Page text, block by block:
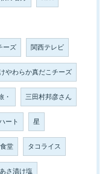
ーズ 関西テレビ
やわらか真だこチーズ
・ 三田村邦彦さん
ート 星
堂 タコライス
あさ漬け塩